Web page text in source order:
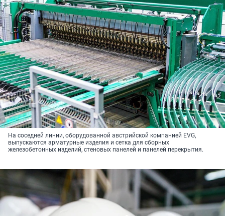
На соседней линии, оборудованной австрийской компанией EVG,
выпускаются арматурные изделия и сетка для сборных
железобетонных изделий, стеновых панелей и панелей перекрытия.